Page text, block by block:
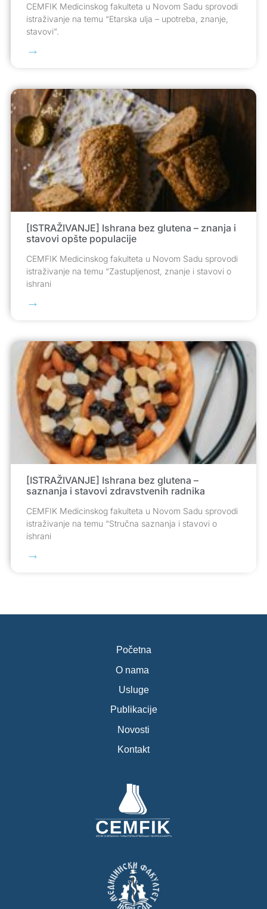
CEMFIK Medicinskog fakulteta u Novom Sadu sprovodi
istraživanje na temu “Etarska ulja – upotreba, znanje,
stavovi”.
→
[ISTRAŽIVANJE] Ishrana bez glutena – znanja i
stavovi opšte populacije
CEMFIK Medicinskog fakulteta u Novom Sadu sprovodi
istraživanje na temu “Zastupljenost, znanje i stavovi o
ishrani
→
[ISTRAŽIVANJE] Ishrana bez glutena –
saznanja i stavovi zdravstvenih radnika
CEMFIK Medicinskog fakulteta u Novom Sadu sprovodi
istraživanje na temu “Stručna saznanja i stavovi o
ishrani
→
Početna
O nama
Usluge
Publikacije
Novosti
Kontakt